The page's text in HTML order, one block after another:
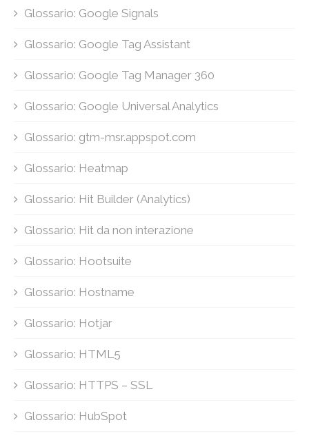
Glossario: Google Signals
Glossario: Google Tag Assistant
Glossario: Google Tag Manager 360
Glossario: Google Universal Analytics
Glossario: gtm-msr.appspot.com
Glossario: Heatmap
Glossario: Hit Builder (Analytics)
Glossario: Hit da non interazione
Glossario: Hootsuite
Glossario: Hostname
Glossario: Hotjar
Glossario: HTML5
Glossario: HTTPS – SSL
Glossario: HubSpot